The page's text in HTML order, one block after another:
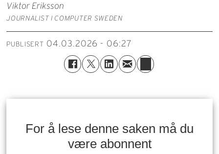
Viktor Eriksson
JOURNALIST I COMPUTER SWEDEN
PUBLISERT 04.03.2026 - 06:27
For å lese denne saken må du
være abonnent